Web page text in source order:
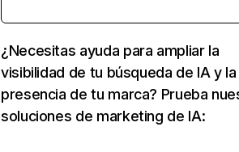
¿Necesitas ayuda para ampliar la
visibilidad de tu búsqueda de IA y la
presencia de tu marca? Prueba
soluciones de marketing de IA: